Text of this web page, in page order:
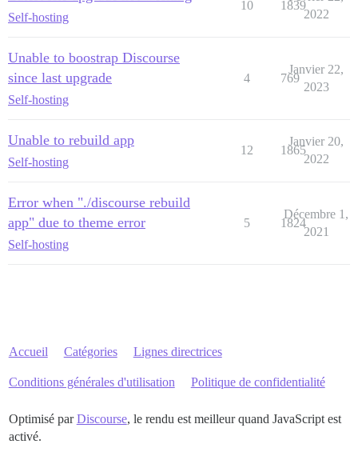
Self-hosting
10 1839
2022
Unable to boostrap Discourse
since last upgrade
Self-hosting
4 769
Janvier 22,
2023
Unable to rebuild app
Self-hosting
12 1865
Janvier 20,
2022
Error when "./discourse rebuild
app" due to theme error
Self-hosting
5 1824
Décembre 1,
2021
Accueil Catégories Lignes directrices
Conditions générales d'utilisation Politique de confidentialité
Optimisé parDiscourse, le rendu est meilleur quand JavaScript est
activé.